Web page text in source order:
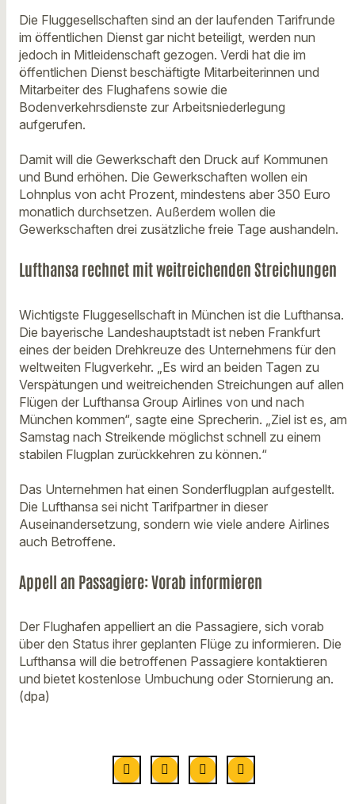
Die Fluggesellschaften sind an der laufenden Tarifrunde
im öffentlichen Dienst gar nicht beteiligt, werden nun
jedoch in Mitleidenschaft gezogen. Verdi hat die im
öffentlichen Dienst beschäftigte Mitarbeiterinnen und
Mitarbeiter des Flughafens sowie die
Bodenverkehrsdienste zur Arbeitsniederlegung
aufgerufen.
Damit will die Gewerkschaft den Druck auf Kommunen
und Bund erhöhen. Die Gewerkschaften wollen ein
Lohnplus von acht Prozent, mindestens aber 350 Euro
monatlich durchsetzen. Außerdem wollen die
Gewerkschaften drei zusätzliche freie Tage aushandeln.
Lufthansa rechnet mit weitreichenden Streichungen
Wichtigste Fluggesellschaft in München ist die Lufthansa.
Die bayerische Landeshauptstadt ist neben Frankfurt
eines der beiden Drehkreuze des Unternehmens für den
weltweiten Flugverkehr. „Es wird an beiden Tagen zu
Verspätungen und weitreichenden Streichungen auf allen
Flügen der Lufthansa Group Airlines von und nach
München kommen“, sagte eine Sprecherin. „Ziel ist es, am
Samstag nach Streikende möglichst schnell zu einem
stabilen Flugplan zurückkehren zu können.“
Das Unternehmen hat einen Sonderflugplan aufgestellt.
Die Lufthansa sei nicht Tarifpartner in dieser
Auseinandersetzung, sondern wie viele andere Airlines
auch Betroffene.
Appell an Passagiere: Vorab informieren
Der Flughafen appelliert an die Passagiere, sich vorab
über den Status ihrer geplanten Flüge zu informieren. Die
Lufthansa will die betroffenen Passagiere kontaktieren
und bietet kostenlose Umbuchung oder Stornierung an.
(dpa)